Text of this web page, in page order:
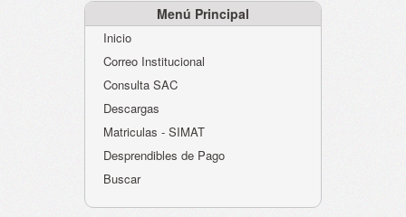
Atención al Ciudadano
Instituciones Educativas
Despacho Secretaría
Evaluación desempeño
Humano-Cesantías
Menú Principal
Inicio
Correo Institucional
Consulta SAC
Descargas
Matriculas - SIMAT
Desprendibles de Pago
Buscar